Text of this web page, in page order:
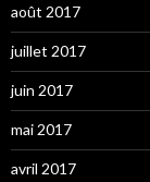
août 2017
juillet 2017
juin 2017
mai 2017
avril 2017